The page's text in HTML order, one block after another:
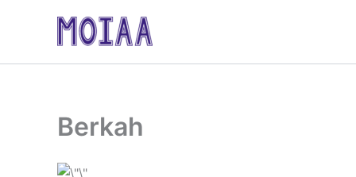
Berkah